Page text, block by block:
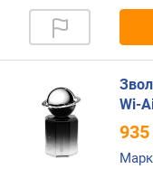
в
м
о
д
а
т
Wi-
935